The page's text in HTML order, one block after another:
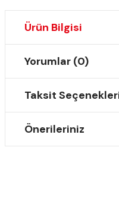
Ürün Bilgisi
Yorumlar (0)
Taksit
Önerileriniz